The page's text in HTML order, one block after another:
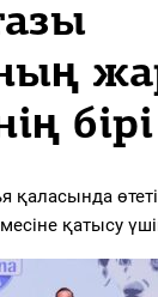
бірі
қатысу